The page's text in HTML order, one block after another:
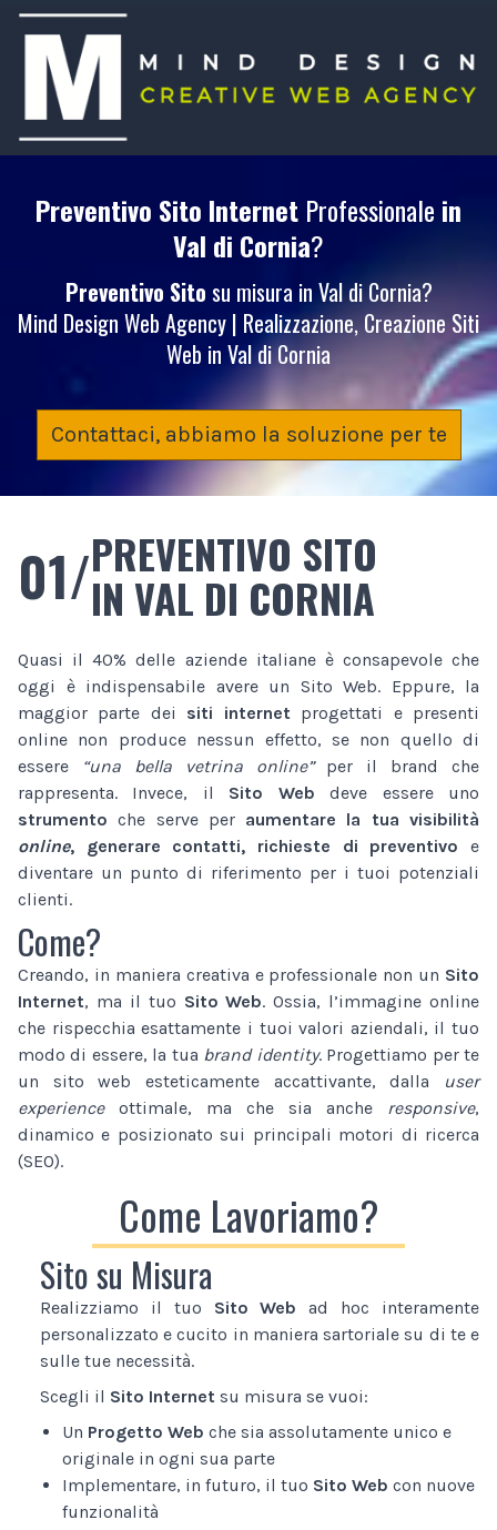
Preventivo Sito Internet Professionale in
Val di Cornia?
Preventivo Sito su misura in Val di Cornia?
Mind Design Web Agency | Realizzazione, Creazione Siti
Web in Val di Cornia
Contattaci, abbiamo la soluzione per te
01/PREVENTIVO SITO
IN VAL DI CORNIA
Quasi il 40% delle aziende italiane è consapevole che
oggi è indispensabile avere un Sito Web. Eppure, la
maggior parte dei siti internet progettati e presenti
online non produce nessun effetto, se non quello di
essere
“una bella vetrina online”per il brand che
rappresenta. Invece, il Sito Web deve essere uno
strumento che serve per aumentare la tua visibilità
online, generare contatti, richieste di preventivo e
diventare un punto di riferimento per i tuoi potenziali
clienti.
Come?
Creando, in maniera creativa e professionale non un Sito
Internet, ma il tuo Sito Web. Ossia, l’immagine online
che rispecchia esattamente i tuoi valori aziendali, il tuo
modo di essere, la tua brand identity. Progettiamo per te
un sito web esteticamente accattivante, dalla
user
experienceottimale, ma che sia anche responsive,
dinamico e posizionato sui principali motori di ricerca
(SEO).
Come Lavoriamo?
Sito su Misura
Realizziamo il tuo Sito Web ad hoc interamente
personalizzato e cucito in maniera sartoriale su di te e
sulle tue necessità.
Scegli il Sito Internet su misura se vuoi:
Un Progetto Web che sia assolutamente unico e
originale in ogni sua parte
Implementare, in futuro, il tuo Sito Web con nuove
funzionalità